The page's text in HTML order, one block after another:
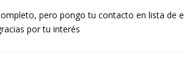
pero pongo tu contacto en lista de
por tu interés